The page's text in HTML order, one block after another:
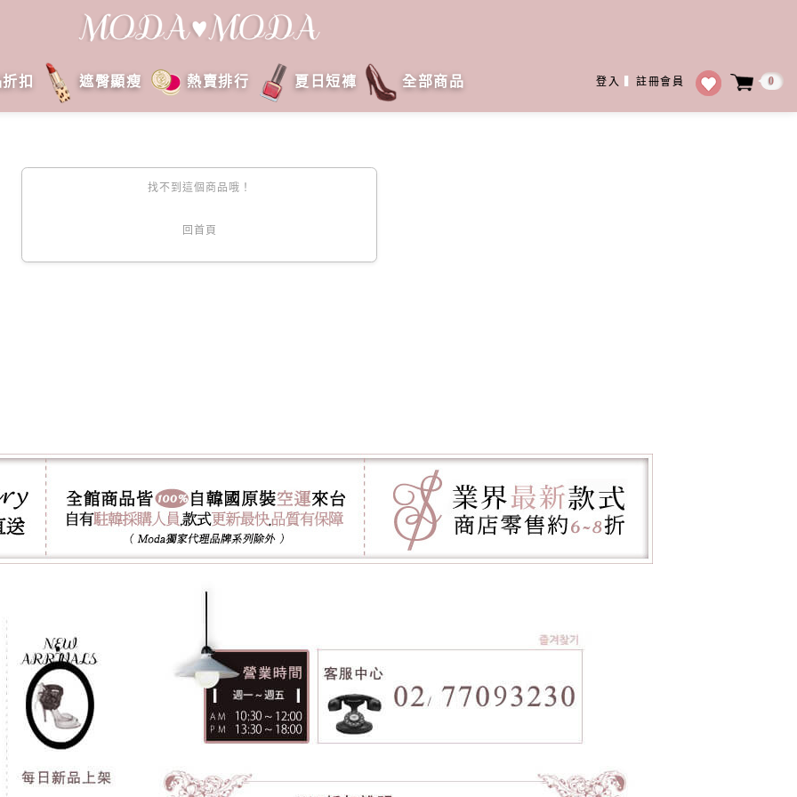
登入 註冊會員 0
扣 遮臀顯瘦 熱賣排行 夏日短褲 全部商品
找不到這個商品哦！
回首頁